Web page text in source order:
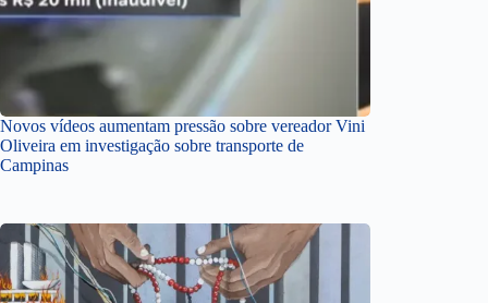
Novos vídeos aumentam pressão sobre vereador Vini
Oliveira em investigação sobre transporte de
Campinas